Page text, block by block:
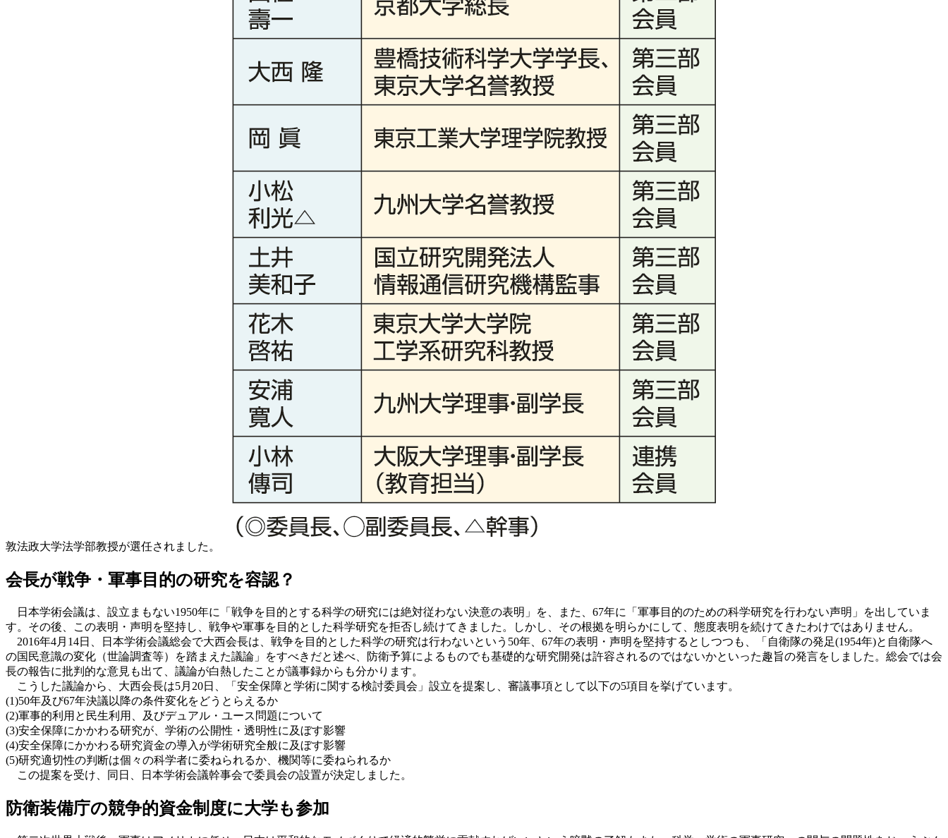
敦法政大学法学部教授が選任されました。
会長が戦争・軍事目的の研究を容認？
日本学術会議は、設立まもない1950年に「戦争を目的とする科学の研究には絶対従わない決意の表明」を、また、67年に「軍事目的のための科学研究を行わない声明」を出していま
す。その後、この表明・声明を堅持し、戦争や軍事を目的とした科学研究を拒否し続けてきました。しかし、その根拠を明らかにして、態度表明を続けてきたわけではありません。
2016年4月14日、日本学術会議総会で大西会長は、戦争を目的とした科学の研究は行わないという50年、67年の表明・声明を堅持するとしつつも、「自衛隊の発足(1954年)と自衛隊へ
の国民意識の変化（世論調査等）を踏まえた議論」をすべきだと述べ、防衛予算によるものでも基礎的な研究開発は許容されるのではないかといった趣旨の発言をしました。総会では会
長の報告に批判的な意見も出て、議論が白熱したことが議事録からも分かります。
こうした議論から、大西会長は5月20日、「安全保障と学術に関する検討委員会」設立を提案し、審議事項として以下の5項目を挙げています。
(1)50年及び67年決議以降の条件変化をどうとらえるか
(2)軍事的利用と民生利用、及びデュアル・ユース問題について
(3)安全保障にかかわる研究が、学術の公開性・透明性に及ぼす影響
(4)安全保障にかかわる研究資金の導入が学術研究全般に及ぼす影響
(5)研究適切性の判断は個々の科学者に委ねられるか、機関等に委ねられるか
この提案を受け、同日、日本学術会議幹事会で委員会の設置が決定しました。
防衛装備庁の競争的資金制度に大学も参加